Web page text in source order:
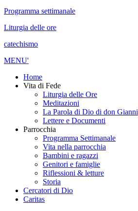
Programma settimanale
Liturgia delle ore
catechismo
MENU'
Home
Vita di Fede
Liturgia delle Ore
Meditazioni
La Parola di Dio di don Gianni
Lettere e Documenti
Parrocchia
Programma Settimanale
Vita nella parrocchia
Bambini e ragazzi
Genitori e famiglie
Riflessioni & letture
Storia
Cercatori di Dio
Caritas